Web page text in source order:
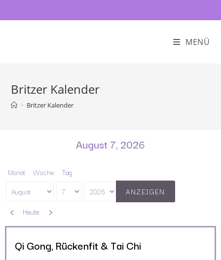
MENÜ
Britzer Kalender
> Britzer Kalender
August 7, 2026
Monat Woche Tag
Monat
Tag
Jahr
Zurück
Heute Weiter
Qi Gong, Rückenfit & Tai Chi